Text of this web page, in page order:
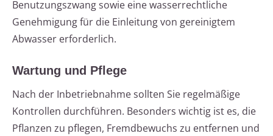
Benutzungszwang sowie eine wasserrechtliche
Genehmigung für die Einleitung von gereinigtem
Abwasser erforderlich.
Wartung und Pflege
Nach der Inbetriebnahme sollten Sie regelmäßige
Kontrollen durchführen. Besonders wichtig ist es, die
Pflanzen zu pflegen, Fremdbewuchs zu entfernen und